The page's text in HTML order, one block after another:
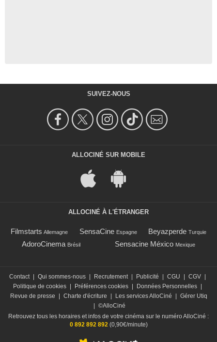
SUIVEZ-NOUS
ALLOCINÉ SUR MOBILE
ALLOCINÉ À L'ÉTRANGER
Filmstarts Allemagne SensaCine Espagne Beyazperde Turquie
AdoroCinema Brésil Sensacine México Mexique
Contact | Qui sommes-nous | Recrutement | Publicité | CGU | CGV |
Politique de cookies | Préférences cookies | Données Personnelles |
Revue de presse
| Charte d'écriture | Les services AlloCiné | Gérer Utiq
| ©AlloCiné
Retrouvez tous les horaires et infos de votre cinéma sur le numéro AlloCiné :
0 892 892 892 (0,90€/minute)